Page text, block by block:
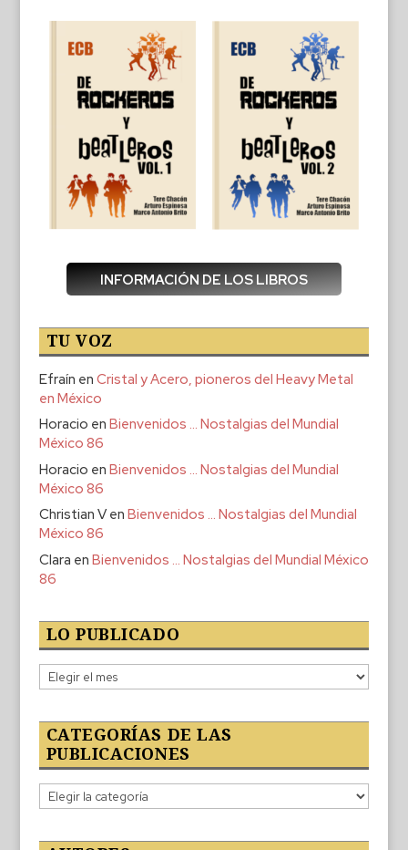
INFORMACIÓN DE LOS LIBROS
TU VOZ
Efraín en Cristal y Acero, pioneros del Heavy Metal
en México
Horacio en Bienvenidos … Nostalgias del Mundial
México 86
Horacio en Bienvenidos … Nostalgias del Mundial
México 86
Christian Ven Bienvenidos … Nostalgias del Mundial
México 86
Clara en Bienvenidos … Nostalgias del Mundial México
86
LO PUBLICADO
Lo
publicado
CATEGORÍAS DE LAS
PUBLICACIONES
Categorías
de